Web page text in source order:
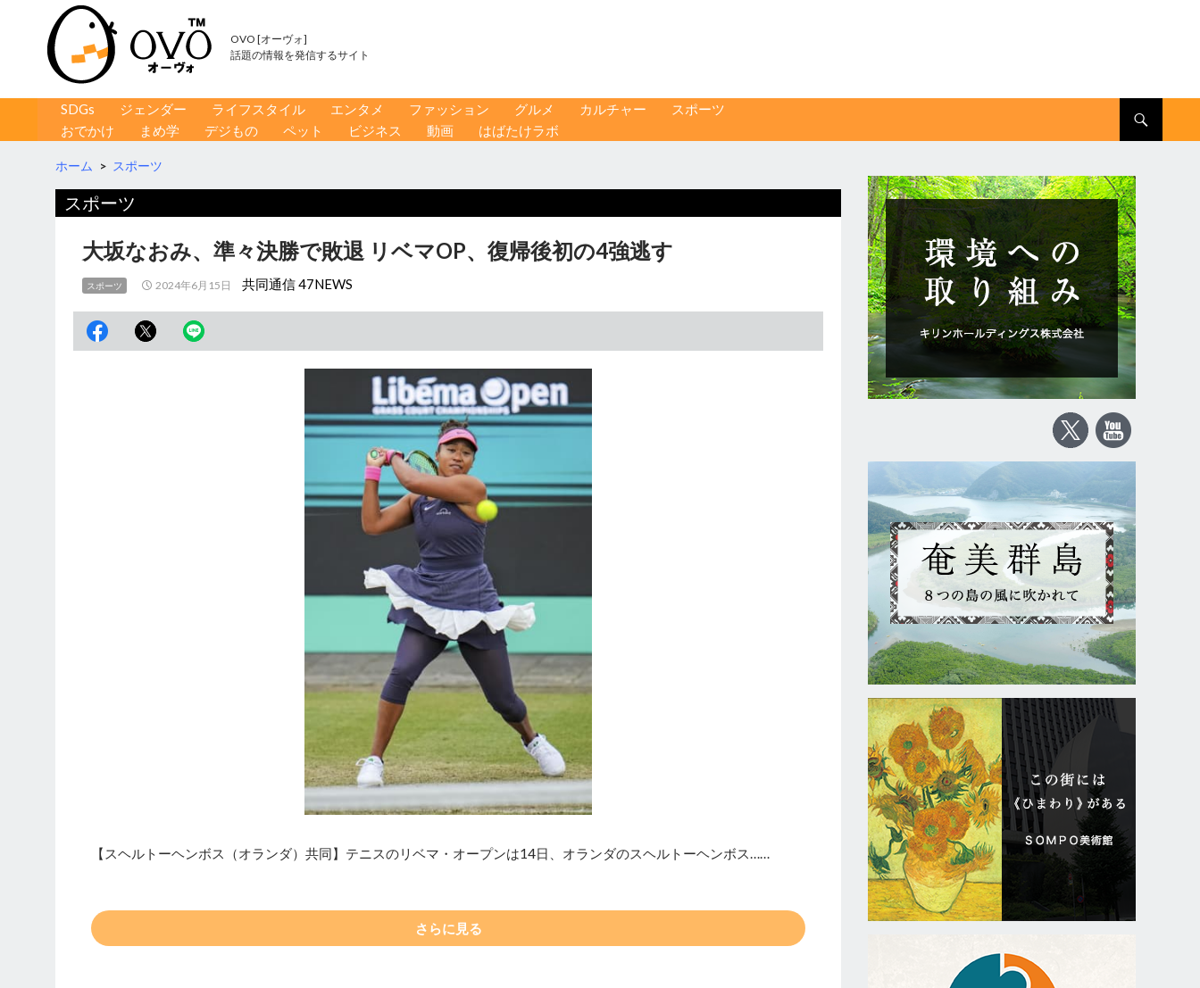
OVO [オーヴォ]
話題の情報を発信するサイト
コンテンツへ移動
SDGs ジェンダー ライフスタイル エンタメ ファッション グルメ カルチャー
スポーツ
おでかけ
まめ学 デジもの ペット ビジネス 動画 はばたけラボ
ホーム > スポーツ
スポーツ
大坂なおみ、準々決勝で敗退 リベマOP、復帰後初の4強逃す
スポーツ 2024年6月15日 共同通信 47NEWS
【スヘルトーヘンボス（オランダ）共同】テニスのリベマ・オープンは14日、オランダのスヘルトーヘンボス……
さらに見る